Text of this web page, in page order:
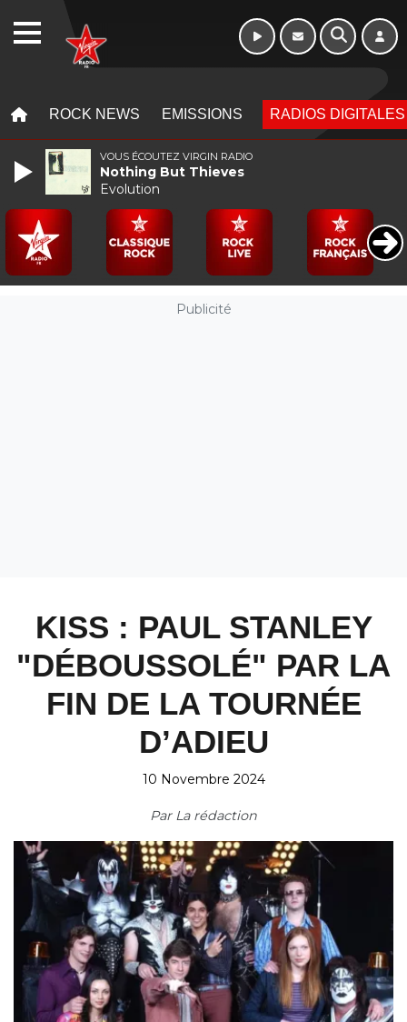
ROCK NEWS EMISSIONS RADIOS DIGITALES
Publicité
KISS : PAUL STANLEY
"DÉBOUSSOLÉ" PAR LA
FIN DE LA TOURNÉE
D’ADIEU
10 Novembre 2024
Par La rédaction
VOUS ÉCOUTEZ VIRGIN RADIO
Nothing But Thieves
Evolution
WEBRADIO 16h - 20h